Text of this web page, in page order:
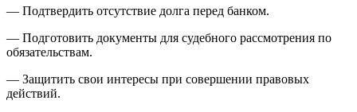
— Подтвердить отсутствие долга перед банком.
— Подготовить документы для судебного рассмотрения по
обязательствам.
— Защитить свои интересы при совершении правовых
действий.